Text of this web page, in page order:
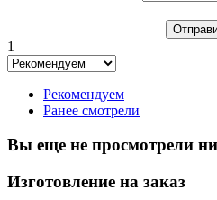
1
Рекомендуем
Ранее смотрели
Вы еще не просмотрели
Изготовление на заказ